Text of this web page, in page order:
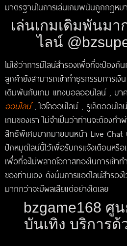
มาตรฐานในการเล่นเกมพนันถูกกฎหม
เล่นเกมเดิมพันม
ไลน์
ไม่ใช่ว่าการมีไลน์สำรองเพื่อที่จะป้อง
ลูกค้ายังสามารถเข้าทำธุรกรรมการเงิ
เดิมพันกับเกม แทงบอลออนไลน์ , บา
ออนไลน์, ไฮโลออนไลน์ , รูเล็ตออนไล
เกมของเรา ไม่จำเป็นว่าท่านจะต้องท
สิทธิพิเศษมากมายบนหน้า Live Chat
ปักหมุดไลน์นี้ไว้เพื่อรับกรแจ้งเตือนหรือ
เพื่อที่จะไม่พลาดโอกาสทองในการเข้า
ของท่านเอง ดังนั้นการแอดไลน์สำรองไ
มากกว่าจะมีผลเสียแต่อย่างใดเลย
bzgame168 ศู
บันเทิง บริการด้